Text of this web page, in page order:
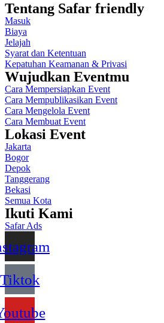
Tentang Safar friendly
Masuk
Biaya
Jelajah
Syarat dan Ketentuan
Kepatuhan Keamanan & Privasi
Wujudkan Eventmu
Cara Mempersiapkan Event
Cara Mempublikasikan Event
Cara Mengelola Event
Cara Membuat Event
Lokasi Event
Jakarta
Bogor
Depok
Tanggerang
Bekasi
Semua Kota
Ikuti Kami
Safar Ads
Tiktok